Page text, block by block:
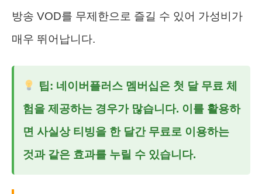
방송 VOD를 무제한으로 즐길 수 있어 가성비가
매우 뛰어납니다.
팁: 네이버플러스 멤버십은 첫 달 무료 체
험을 제공하는 경우가 많습니다. 이를 활용하
면 사실상 티빙을 한 달간 무료로 이용하는
것과 같은 효과를 누릴 수 있습니다.